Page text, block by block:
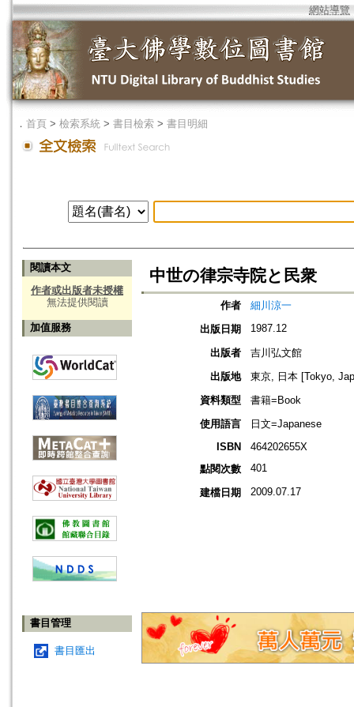
網站導覽
． 首頁 > 檢索系統 > 書目檢索 > 書目明細
閱讀本文
作者或出版者未授權
無法提供閱讀
加值服務
書目管理
書目匯出
中世の律宗寺院と民衆
作者
細川涼一
出版日期
1987.12
出版者
吉川弘文館
出版地
東京, 日本 [Tokyo,
資料類型
書籍=Book
使用語言
日文=Japanese
ISBN
464202655X
點閱次數
401
建檔日期 2009.07.17